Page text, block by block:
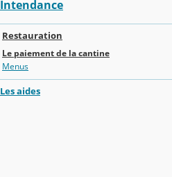
Intendance
Restauration
Le paiement de la cantine
Menus
Les aides